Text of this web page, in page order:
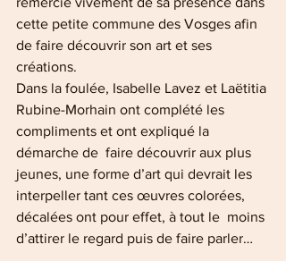
cette petite commune des Vosges afin
de faire découvrir son art et ses
créations.
Dans la foulée, Isabelle Lavez et Laëtitia
Rubine-Morhain ont complété les
compliments et ont expliqué la
démarche de  faire découvrir aux plus
jeunes, une forme d’art qui devrait les
interpeller tant ces œuvres colorées,
décalées ont pour effet, à tout le  moins
d’attirer le regard puis de faire parler…